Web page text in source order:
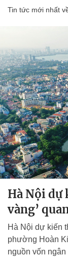
Tin tức mới nhất
Hà Nội dự
vàng’
Hà Nội dự kiến
phường Hoàn
nguồn vốn